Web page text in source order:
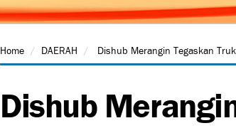
Home DAERAH Dishub Merangin Tegaskan
Dishub